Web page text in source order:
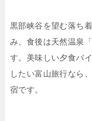
黒部峡谷を望む落ち
み、食後は天然温泉
す。美味しい夕食バ
したい富山旅行なら
宿です。